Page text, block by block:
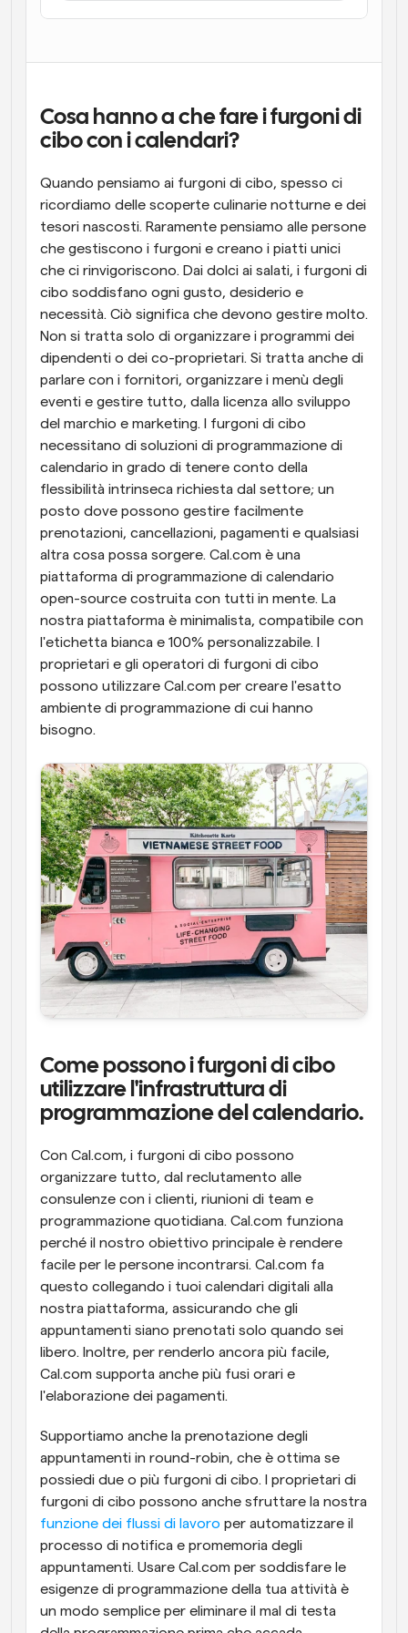
Programmazione potenziata con chiamate
supportate dall'IA
Rimani aggiornato con le ultime notizie e aggiornamenti
Incontrare i clienti in pochi minuti
Link di Gruppo Dinamico
Prenota senza sforzo riunioni con più persone
Webhook
Ricevi una notifica quando succede qualcosa
Cosa hanno a che fare i furgoni di
cibo con i calendari?
Quando pensiamo ai furgoni di cibo, spesso ci
ricordiamo delle scoperte culinarie notturne e dei
tesori nascosti. Raramente pensiamo alle persone
che gestiscono i furgoni e creano i piatti unici
che ci rinvigoriscono. Dai dolci ai salati, i furgoni di
cibo soddisfano ogni gusto, desiderio e
necessità. Ciò significa che devono gestire molto.
Non si tratta solo di organizzare i programmi dei
dipendenti o dei co-proprietari. Si tratta anche di
parlare con i fornitori, organizzare i menù degli
eventi e gestire tutto, dalla licenza allo sviluppo
del marchio e marketing. I furgoni di cibo
necessitano di soluzioni di programmazione di
calendario in grado di tenere conto della
flessibilità intrinseca richiesta dal settore; un
posto dove possono gestire facilmente
prenotazioni, cancellazioni, pagamenti e qualsiasi
altra cosa possa sorgere. Cal.com è una
piattaforma di programmazione di calendario
open-source costruita con tutti in mente. La
nostra piattaforma è minimalista, compatibile con
l'etichetta bianca e 100% personalizzabile. I
proprietari e gli operatori di furgoni di cibo
possono utilizzare Cal.com per creare l'esatto
ambiente di programmazione di cui hanno
bisogno.
Come possono i furgoni di cibo
utilizzare l'infrastruttura di
programmazione del calendario.
Con Cal.com, i furgoni di cibo possono
organizzare tutto, dal reclutamento alle
consulenze con i clienti, riunioni di team e
programmazione quotidiana. Cal.com funziona
perché il nostro obiettivo principale è rendere
facile per le persone incontrarsi. Cal.com fa
questo collegando i tuoi calendari digitali alla
nostra piattaforma, assicurando che gli
appuntamenti siano prenotati solo quando sei
libero. Inoltre, per renderlo ancora più facile,
Cal.com supporta anche più fusi orari e
l'elaborazione dei pagamenti.
Supportiamo anche la prenotazione degli
appuntamenti in round-robin, che è ottima se
possiedi due o più furgoni di cibo. I proprietari di
funzione dei flussi di lavoro per automatizzare il
processo di notifica e promemoria degli
appuntamenti. Usare Cal.com per soddisfare le
esigenze di programmazione della tua attività è
un modo semplice per eliminare il mal di testa